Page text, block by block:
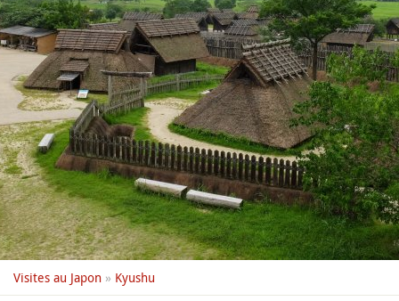
Visites au Japon » Kyushu